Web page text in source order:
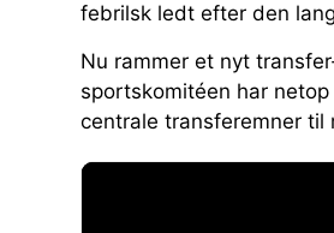
febrilsk ledt efter den
Nu rammer et nyt
sportskomitéen har
centrale transferemner til